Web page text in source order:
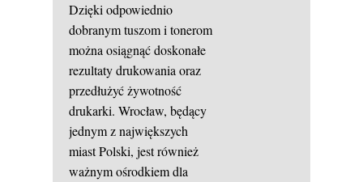
Dzięki odpowiednio
dobranym tuszom i tonerom
można osiągnąć doskonałe
rezultaty drukowania oraz
przedłużyć żywotność
drukarki. Wrocław, będący
jednym z największych
miast Polski, jest również
ważnym ośrodkiem dla